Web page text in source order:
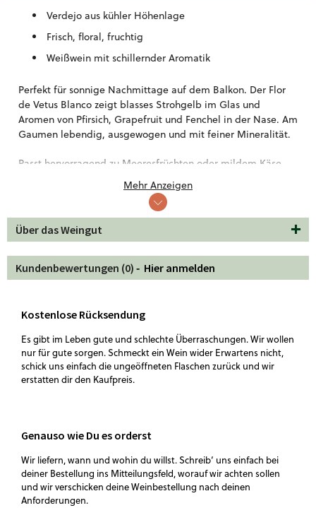
Verdejo aus kühler Höhenlage
Frisch, floral, fruchtig
Weißwein mit schillernder Aromatik
Perfekt für sonnige Nachmittage auf dem Balkon. Der Flor
de Vetus Blanco zeigt blasses Strohgelb im Glas und
Aromen von Pfirsich, Grapefruit und Fenchel in der Nase. Am
Gaumen lebendig, ausgewogen und mit feiner Mineralität.
Passt hervorragend zu Meeresfrüchten oder mildem Käse.
Für alle, die spanische Frische im Glas lieben.
Mehr Anzeigen
Über das Weingut
Kundenbewertungen (0) ‐ Hier anmelden
Kostenlose Rücksendung
Es gibt im Leben gute und schlechte Überraschungen. Wir wollen
nur für gute sorgen. Schmeckt ein Wein wider Erwartens nicht,
schick uns einfach die ungeöffneten Flaschen zurück und wir
erstatten dir den Kaufpreis.
Genauso wie Du es orderst
Wir liefern, wann und wohin du willst. Schreib‘ uns einfach bei
deiner Bestellung ins Mitteilungsfeld, worauf wir achten sollen
und wir verschicken deine Weinbestellung nach deinen
Anforderungen.